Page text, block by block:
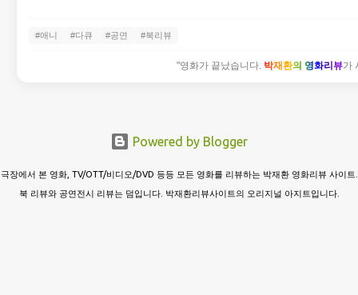
#애니 #다큐 #공연 #북리뷰
"영화가 끝났습니다. 박재환의 영화리뷰가
Powered by Blogger
극장에서 본 영화, TV/OTT/비디오/DVD 등등 모든 영화를 리뷰하는 박재환 영화리뷰 사이트.
북 리뷰와 공연전시 리뷰는 덤입니다. 박재환리뷰사이트의 오리지널 아지트입니다.